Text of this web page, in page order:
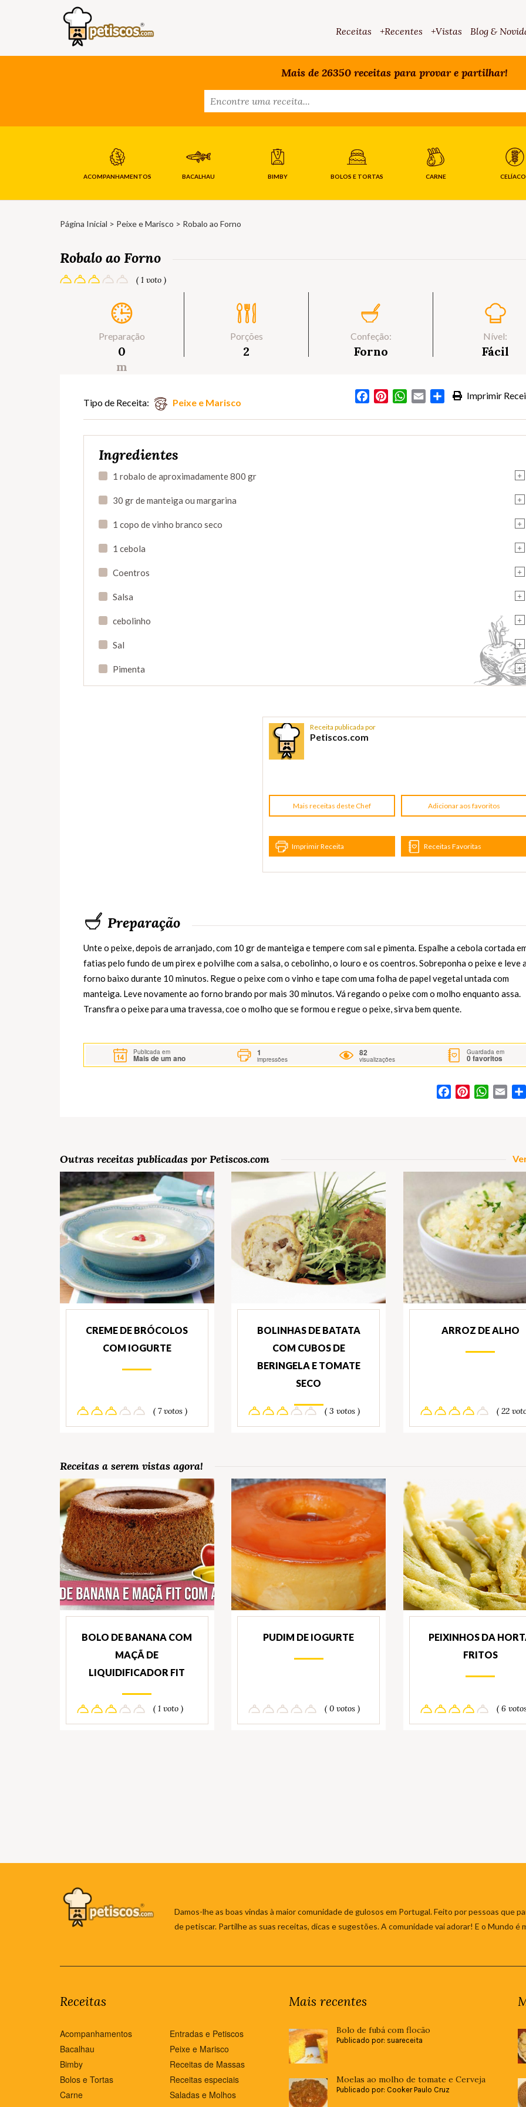
Receitas +Recentes +Vistas Blog &
Mais de 26350 receitas para provar e partilhar!
ACOMPANHAMENTOS BACALHAU BIMBY BOLOS E TORTAS CARNE
Página Inicial > Peixe e Marisco > Robalo ao Forno
Robalo ao Forno
( 1 voto )
Preparação
0
m
Porções
2
Confeção:
Forno
Nível:
Fácil
Imprimir
FacebookPinterestWhatsApp
Email Partilhar
Tipo de Receita: Peixe e Marisco
Ingredientes
+
1 robalo de aproximadamente 800 gr
+
30 gr de manteiga ou margarina
+
1 copo de vinho branco seco
+
1 cebola
+
Coentros
+
Salsa
+
cebolinho
+
Sal
+
Pimenta
Receita publicada por
Petiscos.com
Mais receitas deste Chef Adicionar aos favoritos
Imprimir Receita Receitas Favoritas
Preparação
Unte o peixe, depois de arranjado, com 10 gr de manteiga e tempere com sal e pimenta. Espalhe a cebola cortada
fatias pelo fundo de um pirex e polvilhe com a salsa, o cebolinho, o louro e os coentros. Sobreponha o peixe e leve
forno baixo durante 10 minutos. Regue o peixe com o vinho e tape com uma folha de papel vegetal untada com
manteiga. Leve novamente ao forno brando por mais 30 minutos. Vá regando o peixe com o molho enquanto assa.
Transfira o peixe para uma travessa, coe o molho que se formou e regue o peixe, sirva bem quente.
Publicada em
Mais de um ano
1
impressões
82
visualizações
Guardada em
0favoritos
FacebookPinterest
Outras receitas publicadas por Petiscos.com
CREME DE BRÓCOLOS
COM IOGURTE
( 7 votos )
BOLINHAS DE BATATA
COM CUBOS DE
BERINGELA E TOMATE
SECO
( 3 votos )
ARROZ DE ALHO
( 22
Receitas a serem vistas agora!
BOLO DE BANANA COM
MAÇÃ DE
LIQUIDIFICADOR FIT
( 1 voto )
PUDIM DE IOGURTE
( 0 votos )
PEIXINHOS DA
FRITOS
( 6
Damos-lhe as boas vindas à maior comunidade de gulosos em Portugal. Feito por pessoas que
de petiscar. Partilhe as suas receitas, dicas e sugestões. A comunidade vai adorar! E o Mundo é
Receitas
Acompanhamentos
Bacalhau
Bimby
Bolos e Tortas
Carne
Entradas e Petiscos
Peixe e Marisco
Receitas de Massas
Receitas especiais
Saladas e Molhos
Mais recentes
Bolo de fubá com flocão
Publicado por: suareceita
Moelas ao molho de tomate e Cerveja
Publicado por: Cooker Paulo Cruz